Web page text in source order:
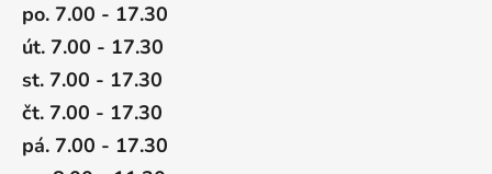
po. 7.00 - 17.30
út. 7.00 - 17.30
st. 7.00 - 17.30
čt. 7.00 - 17.30
pá. 7.00 - 17.30